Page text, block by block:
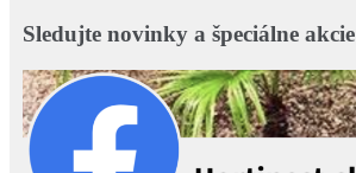
Sledujte novinky a špeciálne akcie